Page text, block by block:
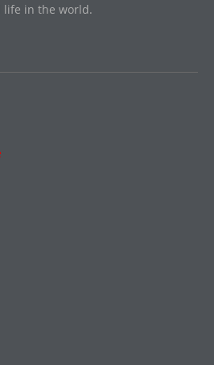
life in the world.